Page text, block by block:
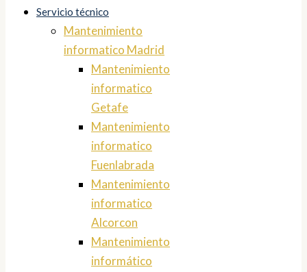
Servicio técnico
Mantenimiento
informatico Madrid
Mantenimiento
informatico
Getafe
Mantenimiento
informatico
Fuenlabrada
Mantenimiento
informatico
Alcorcon
Mantenimiento
informático